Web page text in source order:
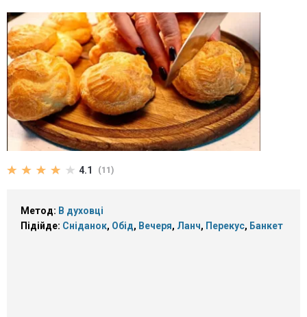
4.1 (11)
Метод: В духовці
Підійде: Сніданок, Обід, Вечеря, Ланч, Перекус, Банкет